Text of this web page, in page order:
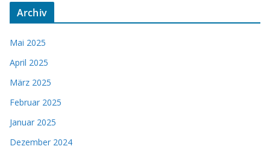
Archiv
Mai 2025
April 2025
März 2025
Februar 2025
Januar 2025
Dezember 2024